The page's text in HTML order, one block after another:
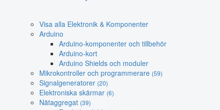
Visa alla Elektronik & Komponenter
Arduino
Arduino-komponenter och tillbehör
Arduino-kort
Arduino Shields och moduler
Mikrokontroller och programmerare (59)
Signalgeneratorer (20)
Elektroniska skärmar (6)
Nätaggregat (39)